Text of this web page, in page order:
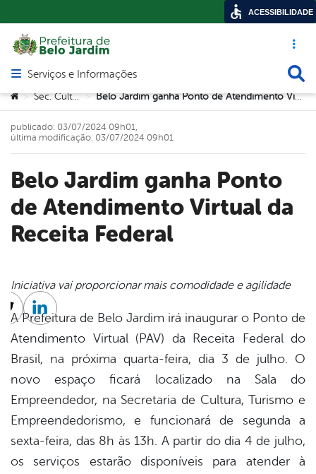
Acesso
Abrir menu principal de navegação
Serviços e Informações
Você está aqui:
> Sec. Cultura > Belo Jardim ganha Ponto de Atendimento Virtual da Receita Federal
Belo Jardim ganha Ponto
de Atendimento Virtual da
Receita Federal
publicado: 03/07/2024 09h01,
última modificação: 03/07/2024 09h01
Iniciativa vai proporcionar mais comodidade e agilidade
A Prefeitura de Belo Jardim irá inaugurar o Ponto de
Atendimento Virtual (PAV) da Receita Federal do
Brasil, na próxima quarta-feira, dia 3 de julho. O
novo espaço ficará localizado na Sala do
Empreendedor, na Secretaria de Cultura, Turismo e
Empreendedorismo, e funcionará de segunda a
sexta-feira, das 8h às 13h. A partir do dia 4 de julho,
os serviços estarão disponíveis para atender à
Twitter
Linkedin
ACESSIBILIDADE